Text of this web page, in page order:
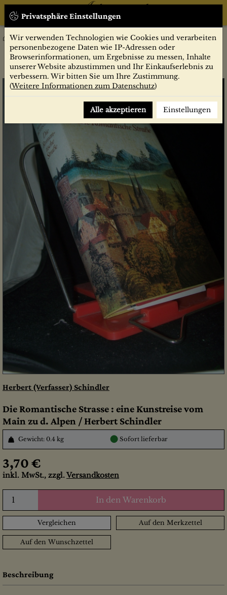
Privatsphäre Einstellungen
Wir verwenden Technologien wie Cookies und verarbeiten
personenbezogene Daten wie IP-Adressen oder
Browserinformationen, um Ergebnisse zu messen, Inhalte
unserer Website abzustimmen und Ihr Einkaufserlebnis zu
verbessern. Wir bitten Sie um Ihre Zustimmung.
(Weitere Informationen zum Datenschutz)
Alle akzeptieren Einstellungen
Belletristik Reise Bücher
Die Romantische Strasse : eine Kunstreise vom Main zu d.
Alpen / Herbert Schindler
Herbert (Verfasser) Schindler
Die Romantische Strasse : eine Kunstreise vom
Main zu d. Alpen / Herbert Schindler
Gewicht: 0.4 kg ● Sofort lieferbar
3,70 €
inkl. MwSt., zzgl. Versandkosten
In den Warenkorb
Vergleichen Auf den Merkzettel
Auf den Wunschzettel
Beschreibung